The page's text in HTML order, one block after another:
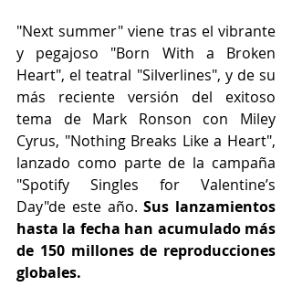
"Next summer" viene tras el vibrante
y pegajoso "Born With a Broken
Heart", el teatral "Silverlines", y de su
más reciente versión del exitoso
tema de Mark Ronson con Miley
Cyrus, "Nothing Breaks Like a Heart",
lanzado como parte de la campaña
"Spotify Singles for Valentine’s
Day"de este año. Sus lanzamientos
hasta la fecha han acumulado más
de 150 millones de reproducciones
globales.